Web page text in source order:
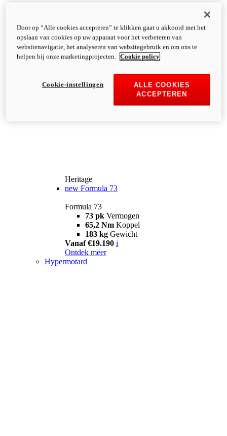
Heritage
new Formula 73
Formula 73
73 pk Vermogen
65,2 Nm Koppel
183 kg Gewicht
Vanaf €19.190 i
Ontdek meer
Hypermotard
Door op “Alle cookies accepteren” te klikken gaat u akkoord met het
opslaan van cookies op uw apparaat voor het verbeteren van
websitenavigatie, het analyseren van websitegebruik en om ons te
helpen bij onze marketingprojecten.
Cookie policy
ALLE COOKIES
ACCEPTEREN
Cookie-instellingen